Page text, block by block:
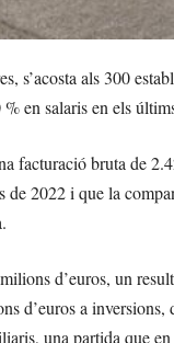
s’acosta als 300
en salaris en els
facturació bruta de
de 2022 i que la
d’euros, un
d’euros a
una partida que